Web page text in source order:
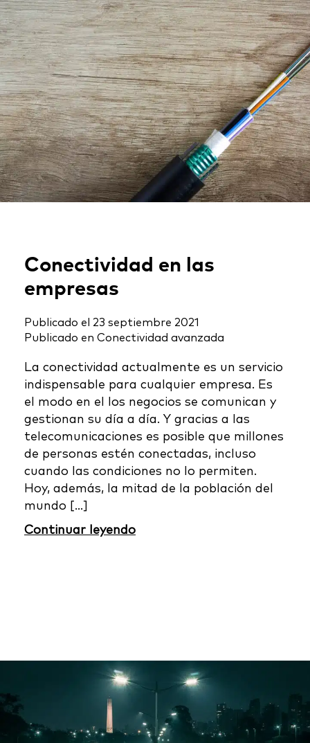
Conectividad en las
empresas
Publicado el 23 septiembre 2021
Publicado en Conectividad avanzada
La conectividad actualmente es un servicio
indispensable para cualquier empresa. Es
el modo en el los negocios se comunican y
gestionan su día a día. Y gracias a las
telecomunicaciones es posible que millones
de personas estén conectadas, incluso
cuando las condiciones no lo permiten.
Hoy, además, la mitad de la población del
mundo [...]
Continuar leyendo